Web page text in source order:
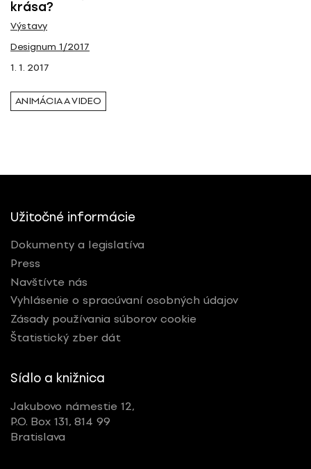
krása?
Výstavy
Designum 1/2017
1. 1. 2017
ANIMÁCIA A VIDEO
Užitočné informácie
Dokumenty a legislatíva
Press
Navštívte nás
Vyhlásenie o spracúvaní osobných údajov
Zásady používania súborov cookie
Štatistický zber dát
Sídlo a knižnica
Jakubovo námestie 12,
P.O. Box 131, 814 99
Bratislava